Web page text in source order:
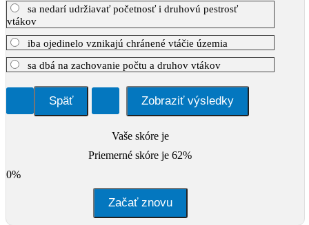
sa nedarí udržiavať početnosť i druhovú pestrosť
vtákov
iba ojedinelo vznikajú chránené vtáčie územia
sa dbá na zachovanie počtu a druhov vtákov
Vaše skóre je
Priemerné skóre je 62%
0%
Začať znovu